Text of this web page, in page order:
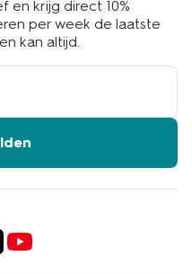
en krijg direct 10%
per week de laatste
kan altijd.